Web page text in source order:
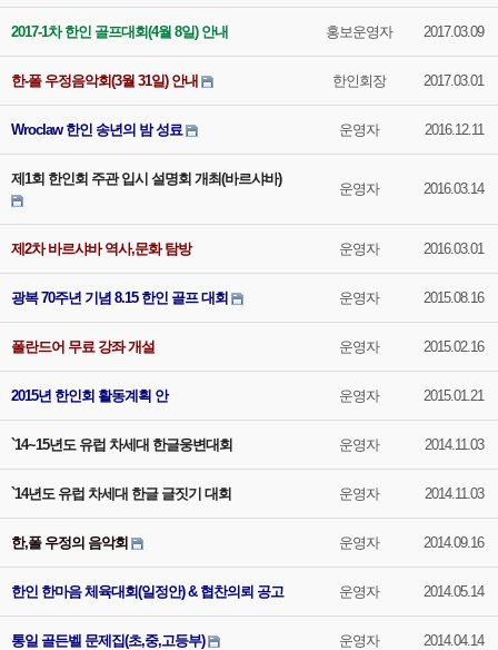
2017-1차 한인 골프대회(4월 8일) 안내 홍보운영자 2017.03.09
한-폴 우정음악회(3월 31일) 안내 한인회장 2017.03.01
Wroclaw 한인 송년의 밤 성료 운영자 2016.12.11
제1회 한인회 주관 입시 설명회 개최(바르샤바)
운영자 2016.03.14
제2차 바르샤바 역사,문화 탐방 운영자 2016.03.01
광복 70주년 기념 8.15 한인 골프 대회 운영자 2015.08.16
폴란드어 무료 강좌 개설 운영자 2015.02.16
2015년 한인회 활동계획 안 운영자 2015.01.21
`14~15년도 유럽 차세대 한글웅변대회 운영자 2014.11.03
`14년도 유럽 차세대 한글 글짓기 대회 운영자 2014.11.03
한,폴 우정의 음악회 운영자 2014.09.16
한인 한마음 체육대회(일정안) & 협찬의뢰 공고 운영자 2014.05.14
통일 골든벨 문제집(초,중,고등부) 운영자 2014.04.14